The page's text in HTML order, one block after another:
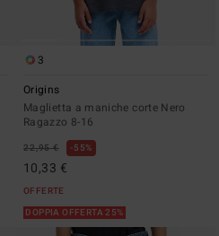
3
Origins
Maglietta a maniche corte Nero
Ragazzo 8-16
22,95 € 55%
10,33 €
OFFERTE
DOPPIA OFFERTA 25%